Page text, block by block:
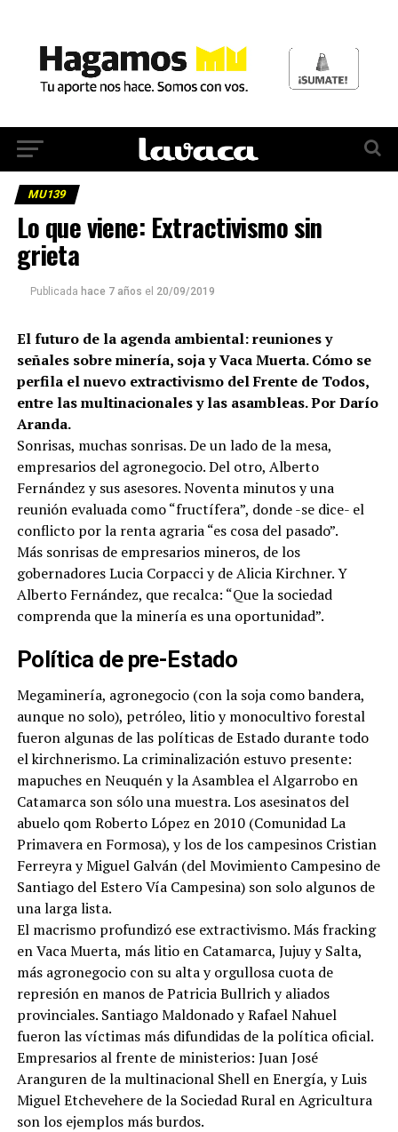
MU139
Lo que viene: Extractivismo sin
grieta
Publicada hace 7 años el 20/09/2019
El futuro de la agenda ambiental: reuniones y
señales sobre minería, soja y Vaca Muerta. Cómo se
perfila el nuevo extractivismo del Frente de Todos,
entre las multinacionales y las asambleas. Por Darío
Aranda.
Sonrisas, muchas sonrisas. De un lado de la mesa,
empresarios del agronegocio. Del otro, Alberto
Fernández y sus asesores. Noventa minutos y una
reunión evaluada como “fructífera”, donde -se dice- el
conflicto por la renta agraria “es cosa del pasado”.
Más sonrisas de empresarios mineros, de los
gobernadores Lucia Corpacci y de Alicia Kirchner. Y
Alberto Fernández, que recalca: “Que la sociedad
comprenda que la minería es una oportunidad”.
Política de pre-Estado
Megaminería, agronegocio (con la soja como bandera,
aunque no solo), petróleo, litio y monocultivo forestal
fueron algunas de las políticas de Estado durante todo
el kirchnerismo. La criminalización estuvo presente:
mapuches en Neuquén y la Asamblea el Algarrobo en
Catamarca son sólo una muestra. Los asesinatos del
abuelo qom Roberto López en 2010 (Comunidad La
Primavera en Formosa), y los de los campesinos Cristian
Ferreyra y Miguel Galván (del Movimiento Campesino de
Santiago del Estero Vía Campesina) son solo algunos de
una larga lista.
El macrismo profundizó ese extractivismo. Más fracking
en Vaca Muerta, más litio en Catamarca, Jujuy y Salta,
más agronegocio con su alta y orgullosa cuota de
represión en manos de Patricia Bullrich y aliados
provinciales. Santiago Maldonado y Rafael Nahuel
fueron las víctimas más difundidas de la política oficial.
Empresarios al frente de ministerios: Juan José
Aranguren de la multinacional Shell en Energía, y Luis
Miguel Etchevehere de la Sociedad Rural en Agricultura
son los ejemplos más burdos.